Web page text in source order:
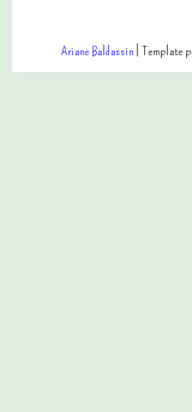
Ariane Baldassin| Template